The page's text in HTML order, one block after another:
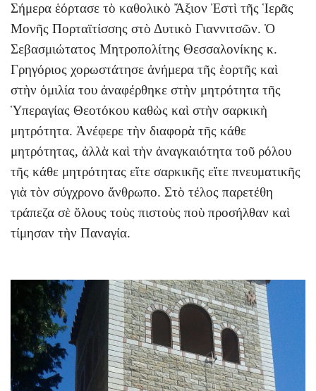
Σήμερα ἑόρτασε τὸ καθολικὸ Ἄξιον Ἐστὶ τῆς Ἱερᾶς
Μονῆς Πορταϊτίσσης στὸ Δυτικὸ Γιαννιτσῶν. Ὁ
Σεβασμιώτατος Μητροπολίτης Θεσσαλονίκης κ.
Γρηγόριος χορωστάτησε ἀνήμερα τῆς ἑορτῆς καὶ
στὴν ὁμιλία του ἀναφέρθηκε στὴν μητρότητα τῆς
Ὑπεραγίας Θεοτόκου καθὼς καὶ στὴν σαρκικὴ
μητρότητα. Ἀνέφερε τὴν διαφορὰ τῆς κάθε
μητρότητας, ἀλλὰ καὶ τὴν ἀναγκαιότητα τοῦ ρόλου
τῆς κάθε μητρότητας εἴτε σαρκικῆς εἴτε πνευματικῆς
γιὰ τὸν σύγχρονο ἄνθρωπο. Στὸ τέλος παρετέθη
τράπεζα σὲ ὅλους τοὺς πιστοὺς ποὺ προσήλθαν καὶ
τίμησαν τὴν Παναγία.